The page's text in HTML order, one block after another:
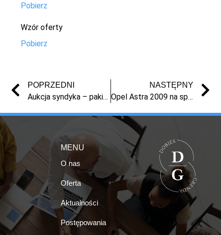
Pobierz
Wzór oferty
Pobierz
POPRZEDNI
Aukcja syndyka – pakiet narzędzi Hilti | sprzedaż z masy upadłości
NASTĘPNY
Opel Astra 2009 na sprzedaż – syndyk, licytacja, Toruń | Masa upadłości
MENU
O nas
Oferta
Aktualności
Postępowania